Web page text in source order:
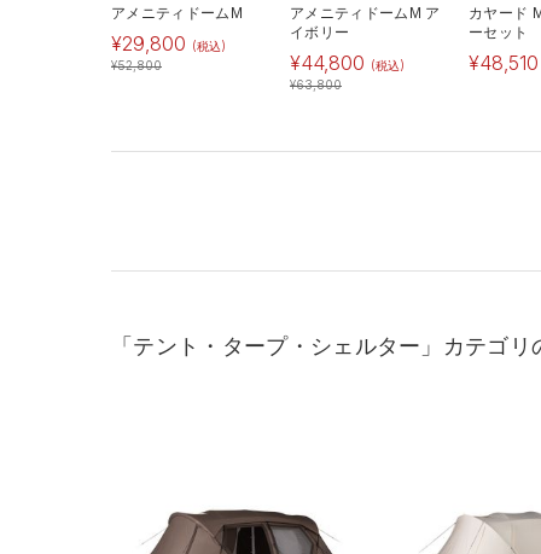
アメニティドームM
¥29,800 (税込)
¥52,800
アメニティドームM ア
イボリー
¥44,800 (税込)
¥63,800
カヤード
ーセット
¥48,510
「テント・タープ・シェルター」カテゴ